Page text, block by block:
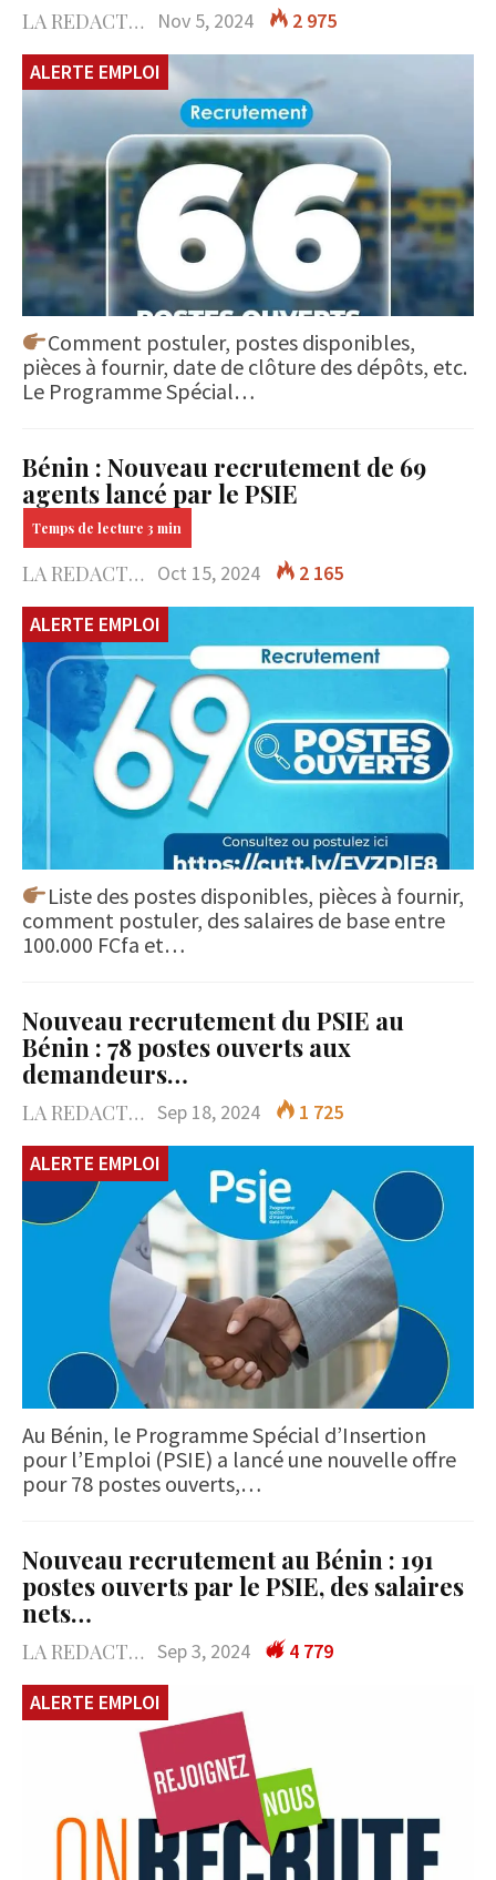
LA REDACTION Nov 5, 2024
2 975
ALERTE EMPLOI
Comment postuler, postes disponibles,
pièces à fournir, date de clôture des dépôts, etc.
Le Programme Spécial…
Bénin : Nouveau recrutement de 69
agents lancé par le PSIE
LA REDACTION Oct 15, 2024
2 165
ALERTE EMPLOI
Liste des postes disponibles, pièces à fournir,
comment postuler, des salaires de base entre
100.000 FCfa et…
Nouveau recrutement du PSIE au
Bénin : 78 postes ouverts aux
demandeurs…
LA REDACTION Sep 18, 2024
1 725
ALERTE EMPLOI
Au Bénin, le Programme Spécial d’Insertion
pour l’Emploi (PSIE) a lancé une nouvelle offre
pour 78 postes ouverts,…
Nouveau recrutement au Bénin : 191
postes ouverts par le PSIE, des salaires
nets…
LA REDACTION Sep 3, 2024
4 779
ALERTE EMPLOI